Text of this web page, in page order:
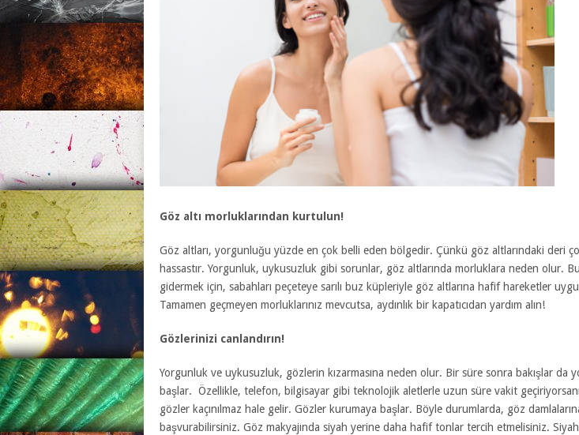
Göz altı morluklarından kurtulun!
Göz altları, yorgunluğu yüzde en çok belli eden bölgedir. Çünkü göz altlarındaki deri
hassastır. Yorgunluk, uykusuzluk gibi sorunlar, göz altlarında morluklara neden olur.
gidermek için, sabahları peçeteye sarılı buz küpleriyle göz altlarına hafif hareketler
Tamamen geçmeyen morluklarınız mevcutsa, aydınlık bir kapatıcıdan yardım alın!
Gözlerinizi canlandırın!
Yorgunluk ve uykusuzluk, gözlerin kızarmasına neden olur. Bir süre sonra bakışlar da
başlar. Özellikle, telefon, bilgisayar gibi teknolojik aletlerle uzun süre vakit
gözler kaçınılmaz hale gelir. Gözler kurumaya başlar. Böyle durumlarda, göz
başvurabilirsiniz. Göz makyajında siyah yerine daha hafif tonlar tercih etmelisiniz.